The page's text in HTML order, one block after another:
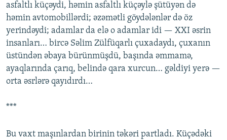
asfaltlı küçəydi, həmin asfaltlı küçəylə şütüyən də
həmin avtomobillərdi; əzəmətli göydələnlər də öz
yerindəydi; adamlar da elə o adamlar idi — XXI əsrin
insanları… bircə Səlim Zülfüqarlı çuxadaydı, çuxanın
üstündən əbaya bürünmüşdü, başında əmmamə,
ayaqlarında çarıq, belində qara xurcun… gəldiyi yerə —
orta əsrlərə qayıdırdı…
***
Bu vaxt maşınlardan birinin təkəri partladı. Küçədəki